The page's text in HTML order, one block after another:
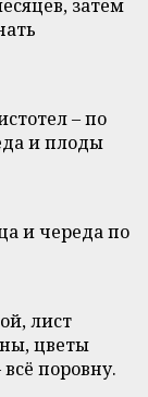
затем
– по
и плоды
и череда по
лист
цветы
поровну.